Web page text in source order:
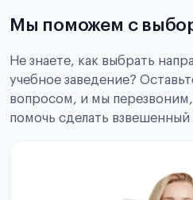
Мы поможем с
Не знаете, как выбрать
учебное заведение?
вопросом, и мы
помочь сделать